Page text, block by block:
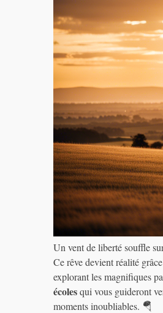
Un vent de liberté souffle
Ce rêve devient réalité
explorant les magnifiques
écolesqui vous guideront
moments inoubliables. 🪂